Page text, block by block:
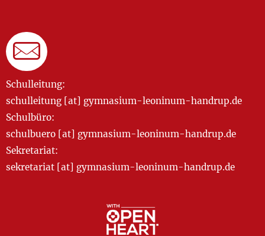
Schulleitung:
schulleitung [at] gymnasium-leoninum-handrup.de
Schulbüro:
schulbuero [at] gymnasium-leoninum-handrup.de
Sekretariat:
sekretariat [at] gymnasium-leoninum-handrup.de